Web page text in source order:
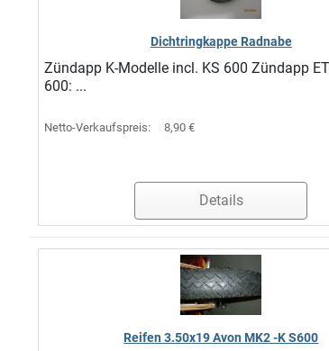
Dichtringkappe Radnabe
Zündapp K-Modelle incl. KS 600 Zündapp
600: ...
Netto-Verkaufspreis: 8,90 €
Details
Reifen 3.50x19 Avon MK2 -K S600